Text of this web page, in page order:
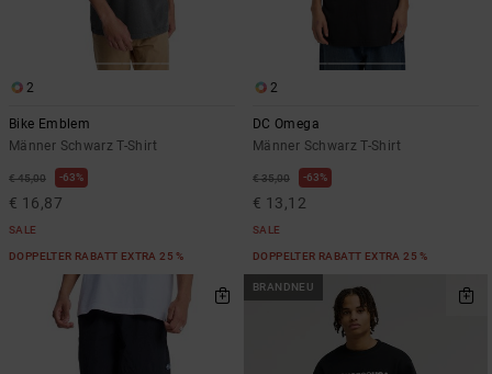
2
Bike Emblem
Männer Schwarz T-Shirt
€ 45,00 63%
€ 16,87
SALE
DOPPELTER RABATT EXTRA 25 %
2
DC Omega
Männer Schwarz T-Shirt
€ 35,00 63%
€ 13,12
SALE
DOPPELTER RABATT EXTRA 25 %
BRANDNEU